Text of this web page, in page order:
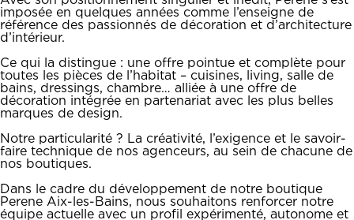
imposée en quelques années comme l’enseigne de
référence des passionnés de décoration et d’architecture
d’intérieur.
Ce qui la distingue : une offre pointue et complète pour
toutes les pièces de l’habitat – cuisines, living, salle de
bains, dressings, chambre… alliée à une offre de
décoration intégrée en partenariat avec les plus belles
marques de design.
Notre particularité ? La créativité, l’exigence et le savoir-
faire technique de nos agenceurs, au sein de chacune de
nos boutiques.
Dans le cadre du développement de notre boutique
Perene Aix-les-Bains, nous souhaitons renforcer notre
équipe actuelle avec un profil expérimenté, autonome et